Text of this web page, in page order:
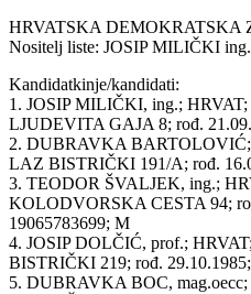
HRVATSKA DEMOKRATSKA
Nositelj liste: JOSIP MILIČKI ing.
Kandidatkinje/kandidati:
1. JOSIP MILIČKI, ing.;
LJUDEVITA GAJA 8; rođ.
2. DUBRAVKA
LAZ BISTRIČKI 191/A; rođ.
3. TEODOR ŠVALJEK, ing.;
KOLODVORSKA CESTA 94;
19065783699; M
4. JOSIP DOLČIĆ, prof.;
BISTRIČKI 219; rođ.
5. DUBRAVKA BOC,